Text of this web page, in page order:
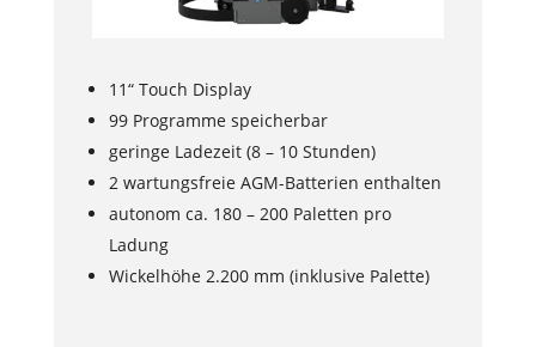
11“ Touch Display
99 Programme speicherbar
geringe Ladezeit (8 – 10 Stunden)
2 wartungsfreie AGM-Batterien enthalten
autonom ca. 180 – 200 Paletten pro
Ladung
Wickelhöhe 2.200 mm (inklusive Palette)